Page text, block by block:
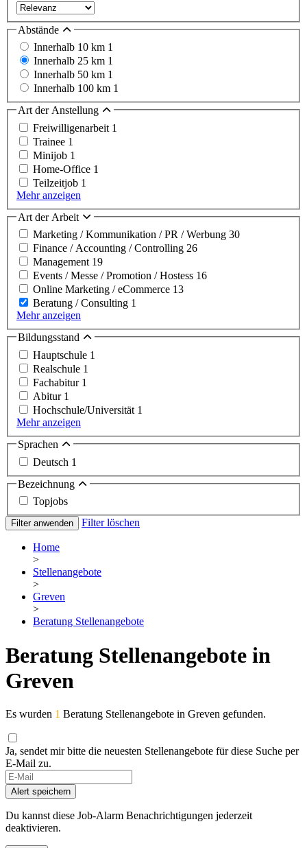
Abstände
Innerhalb 10 km 1
Innerhalb 25 km 1
Innerhalb 50 km 1
Innerhalb 100 km 1
Art der Anstellung
Freiwilligenarbeit 1
Trainee 1
Minijob 1
Home-Office 1
Teilzeitjob 1
Mehr anzeigen
Art der Arbeit
Marketing / Kommunikation / PR / Werbung 30
Finance / Accounting / Controlling 26
Management 19
Events / Messe / Promotion / Hostess 16
Online Marketing / eCommerce 13
Beratung / Consulting 1
Mehr anzeigen
Bildungsstand
Hauptschule 1
Realschule 1
Fachabitur 1
Abitur 1
Hochschule/Universität 1
Mehr anzeigen
Sprachen
Deutsch 1
Bezeichnung
Topjobs
Filter anwenden Filter löschen
Home
>
Stellenangebote
>
Greven
>
Beratung Stellenangebote
Beratung Stellenangebote in
Greven
Es wurden 1 Beratung Stellenangebote in Greven gefunden.
Ja, sendet mir bitte die neuesten Stellenangebote für diese Suche per
E-Mail zu.
If
you
are
a
human,
Alert speichern
Du kannst diese Job-Alarm Benachrichtigungen jederzeit
deaktivieren.